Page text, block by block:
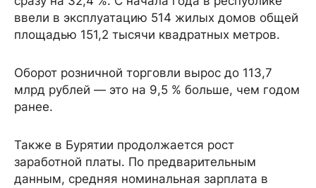
ввели в эксплуатацию 514 жилых домов общей
площадью 151,2 тысячи квадратных метров.
Оборот розничной торговли вырос до 113,7
млрд рублей — это на 9,5 % больше, чем годом
ранее.
Также в Бурятии продолжается рост
заработной платы. По предварительным
данным, средняя номинальная зарплата в